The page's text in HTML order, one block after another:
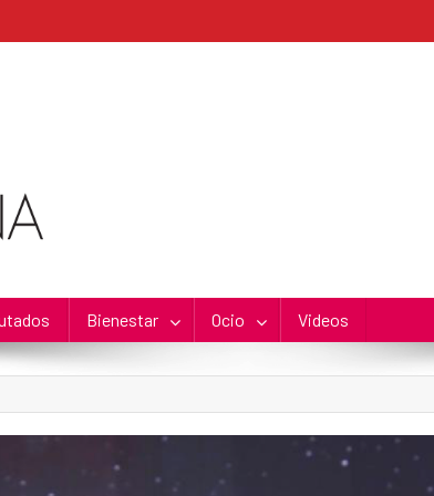
Bienestar Ocio Videos